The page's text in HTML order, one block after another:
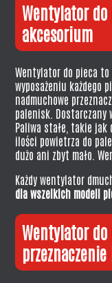
Wentylator
akcesorium
Wentylator do pieca to
wyposażeniu każdego
nadmuchowe
palenisk. Dostarczany
Paliwa stałe, takie jak
ilości powietrza do
dużo ani zbyt mało.
Każdywentylator
dla wszelkich modeli
Wentylator